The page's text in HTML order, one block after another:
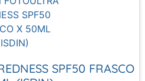
SPF50 FRASCO